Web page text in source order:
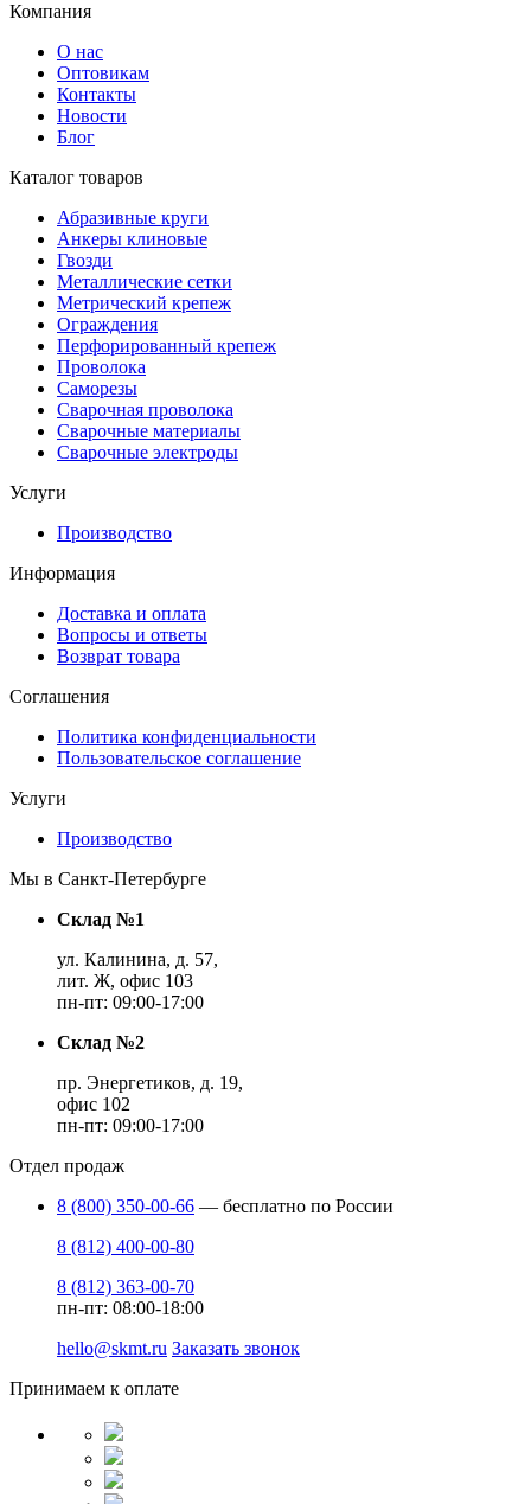
Компания
О нас
Оптовикам
Контакты
Новости
Блог
Каталог товаров
Абразивные круги
Анкеры клиновые
Гвозди
Металлические сетки
Метрический крепеж
Ограждения
Перфорированный крепеж
Проволока
Саморезы
Сварочная проволока
Сварочные материалы
Сварочные электроды
Услуги
Производство
Информация
Доставка и оплата
Вопросы и ответы
Возврат товара
Соглашения
Политика конфиденциальности
Пользовательское соглашение
Услуги
Производство
Мы в Санкт-Петербурге
Склад №1
ул. Калинина, д. 57,
лит. Ж, офис 103
пн-пт: 09:00-17:00
Склад №2
пр. Энергетиков, д. 19,
офис 102
пн-пт: 09:00-17:00
Отдел продаж
8 (800) 350-00-66 — бесплатно по России
8 (812) 400-00-80
8 (812) 363-00-70
пн-пт: 08:00-18:00
hello@skmt.ru Заказать звонок
Принимаем к оплате